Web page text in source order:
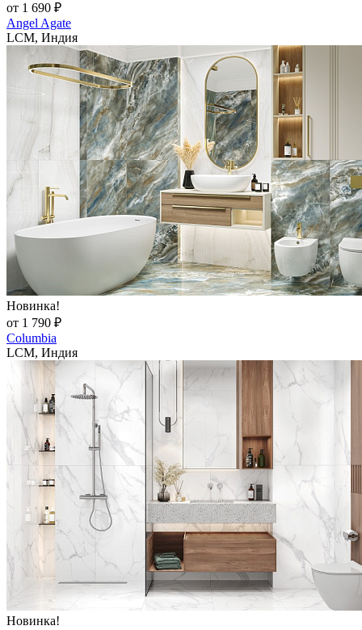
от 1 690 ₽
Angel Agate
LCM, Индия
Новинка!
от 1 790 ₽
Columbia
LCM, Индия
Новинка!